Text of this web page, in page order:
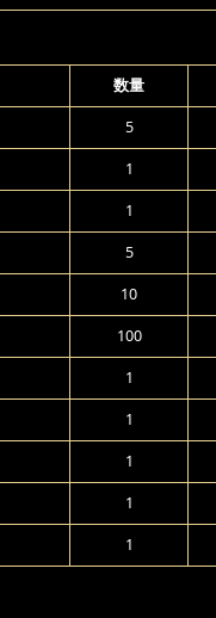
数量
5
1
1
5
10
100
1
1
1
1
1